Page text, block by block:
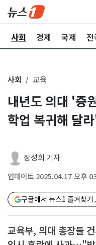
사회 경제 국제
사회 교육
내년도 의대 '증
학업 복귀해 달
장성희 기자
업데이트 2025.04.17 오후
구글에서 뉴스1 즐겨찾기
교육부, 의대 총장들